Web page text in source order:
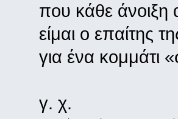
που κάθε άνοιξη
είμαι ο επαίτης
για ένα κομμάτι
γ. χ.